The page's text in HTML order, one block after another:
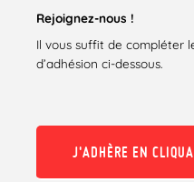
Rejoignez-nous !
Il vous suffit de compléter
d’adhésion ci-dessous.
J'ADHÈRE EN